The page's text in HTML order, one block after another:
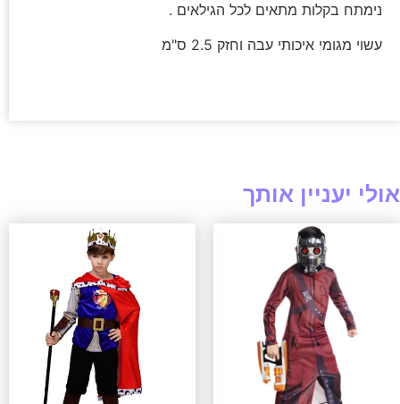
נימתח בקלות מתאים לכל הגילאים .
עשוי מגומי איכותי עבה וחזק 2.5 ס"מ
אולי יעניין אותך